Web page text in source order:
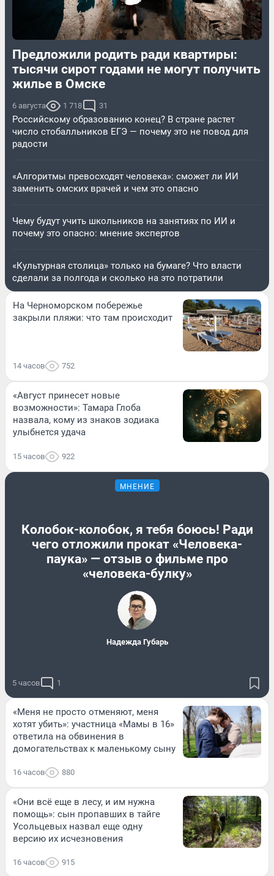
Предложили родить ради квартиры:
тысячи сирот годами не могут получить
жилье в Омске
6 августа 1 718 31
Российскому образованию конец? В стране растет
число стобалльников ЕГЭ — почему это не повод для
радости
«Алгоритмы превосходят человека»: сможет ли ИИ
заменить омских врачей и чем это опасно
Чему будут учить школьников на занятиях по ИИ и
почему это опасно: мнение экспертов
«Культурная столица» только на бумаге? Что власти
сделали за полгода и сколько на это потратили
На Черноморском побережье
закрыли пляжи: что там происходит
14 часов 752
«Август принесет новые
возможности»: Тамара Глоба
назвала, кому из знаков зодиака
улыбнется удача
15 часов 922
МНЕНИЕ
Колобок-колобок, я тебя боюсь! Ради
чего отложили прокат «Человека-
паука» — отзыв о фильме про
«человека-булку»
Надежда Губарь
5 часов 1
«Меня не просто отменяют, меня
хотят убить»: участница «Мамы в 16»
ответила на обвинения в
домогательствах к маленькому сыну
16 часов 880
«Они всё еще в лесу, и им нужна
помощь»: сын пропавших в тайге
Усольцевых назвал еще одну
версию их исчезновения
16 часов 915